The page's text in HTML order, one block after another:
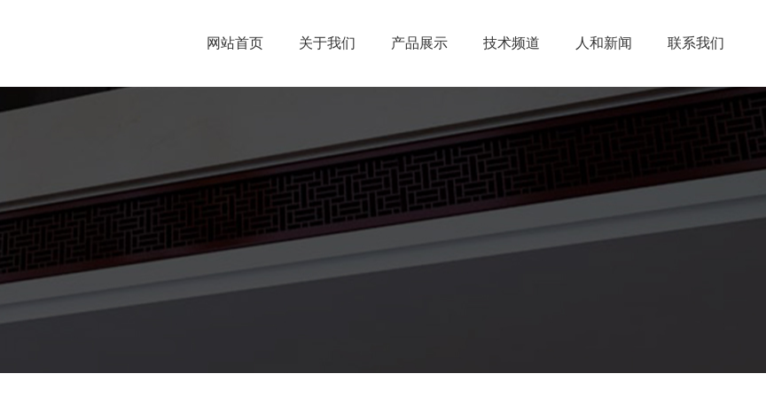
网站首页 关于我们 产品展示 技术频道 人和新闻 联系我们